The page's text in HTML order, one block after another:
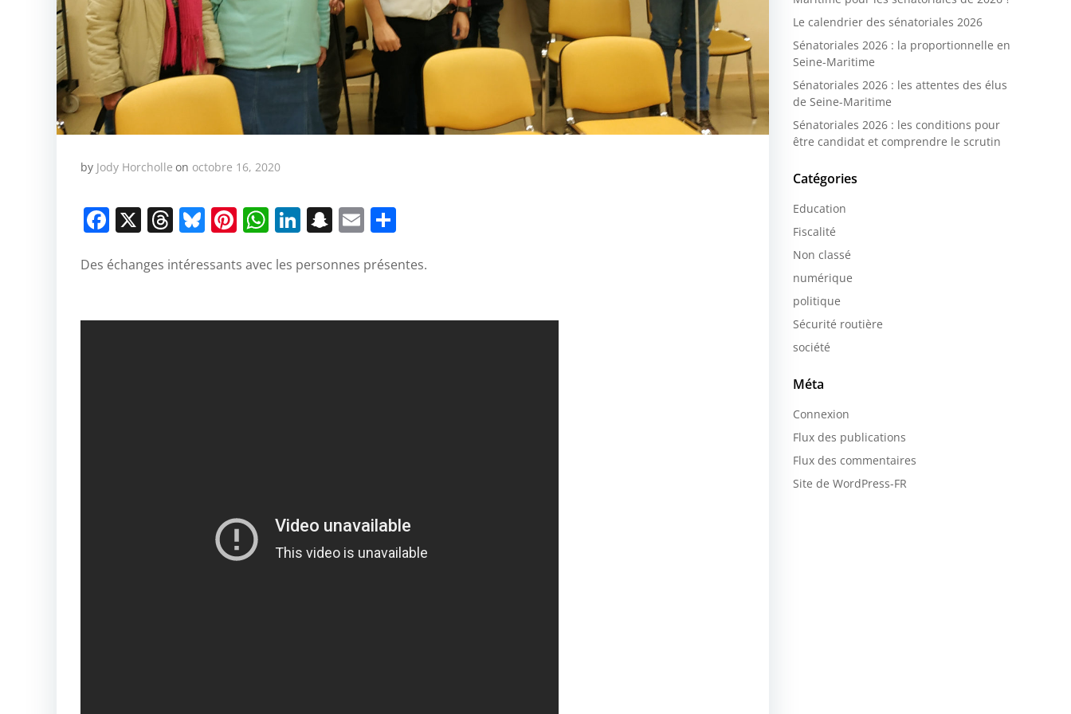
by Jody Horcholle on octobre 16, 2020
Facebook
X Threads
Bluesky
Pinterest
WhatsApp
LinkedIn
Snapchat
Email
Des échanges intéressants avec les personnes présentes.
Le calendrier des sénatoriales 2026
Sénatoriales 2026 : la proportionnelle en
Seine-Maritime
Sénatoriales 2026 : les attentes des élus
de Seine-Maritime
Sénatoriales 2026 : les conditions pour
être candidat et comprendre le scrutin
Catégories
Education
Fiscalité
Non classé
numérique
politique
Sécurité routière
société
Méta
Connexion
Flux des publications
Flux des commentaires
Site de WordPress-FR